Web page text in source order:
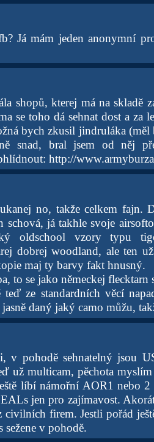
Já mám jeden anonymní
shopů, kterej má na skladě
se toho dá sehnat dost a za
bych zkusil jindruláka
snad, bral jsem od něj
http://
no, takže celkem fajn.
schová, já takhle svoje
oldschool vzory typu
dobrej woodland, ale ten
maj ty barvy fakt hnusný.
to se jako německej flecktarn
ze standardních věcí
daný jaký camo můžu,
v pohodě sehnatelný jsou
už multicam, pěchota
líbí námořní AOR1 nebo
jen pro zajímavost.
firem. Jestli pořád
sežene v pohodě.